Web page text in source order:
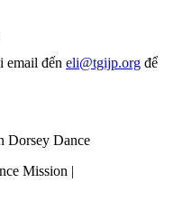
email đến eli@tgijp.org để
Dorsey Dance
Mission |